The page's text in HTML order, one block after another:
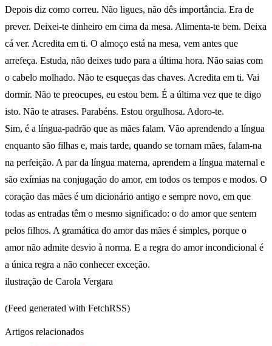
Depois diz como correu. Não ligues, não dês importância. Era de
prever. Deixei-te dinheiro em cima da mesa. Alimenta-te bem. Deixa
cá ver. Acredita em ti. O almoço está na mesa, vem antes que
arrefeça. Estuda, não deixes tudo para a última hora. Não saias com
o cabelo molhado. Não te esqueças das chaves. Acredita em ti. Vai
dormir. Não te preocupes, eu estou bem. É a última vez que te digo
isto. Não te atrases. Parabéns. Estou orgulhosa. Adoro-te.
Sim, é a língua-padrão que as mães falam. Vão aprendendo a língua
enquanto são filhas e, mais tarde, quando se tornam mães, falam-na
na perfeição. A par da língua materna, aprendem a língua maternal e
são exímias na conjugação do amor, em todos os tempos e modos. O
coração das mães é um dicionário antigo e sempre novo, em que
todas as entradas têm o mesmo significado: o do amor que sentem
pelos filhos. A gramática do amor das mães é simples, porque o
amor não admite desvio à norma. E a regra do amor incondicional é
a única regra a não conhecer exceção.
ilustração de Carola Vergara
(Feed generated with FetchRSS)
Artigos relacionados